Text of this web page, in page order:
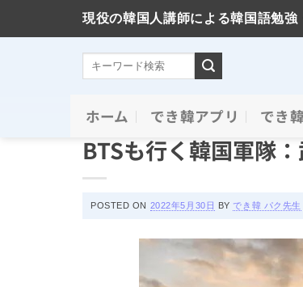
現役の韓国人講師による韓国語勉
ホーム でき韓アプリ でき
韓国軍隊、793日間の記録
BTSも行く韓国軍隊
POSTED ON 2022年5月30日 BY でき韓 パク先生